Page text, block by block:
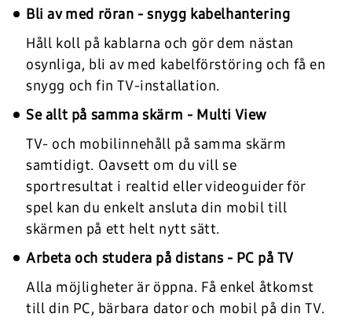
Bli av med röran - snygg kabelhantering
Håll koll på kablarna och gör dem nästan
osynliga, bli av med kabelförstöring och få en
snygg och fin TV-installation.
Se allt på samma skärm - Multi View
TV- och mobilinnehåll på samma skärm
samtidigt. Oavsett om du vill se
sportresultat i realtid eller videoguider för
spel kan du enkelt ansluta din mobil till
skärmen på ett helt nytt sätt.
Arbeta och studera på distans - PC på TV
Alla möjligheter är öppna. Få enkel åtkomst
till din PC, bärbara dator och mobil på din TV.